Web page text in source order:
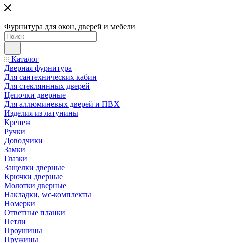
Фурнитура для окон, дверей и мебели
Каталог
Дверная фурнитура
Для сантехнических кабин
Для стекляннных дверей
Цепочки дверные
Для аллюминевых дверей и ПВХ
Изделия из латунины
Крепеж
Ручки
Доводчики
Замки
Глазки
Защелки дверные
Крючки дверные
Молотки дверные
Накладки, wc-комплекты
Номерки
Ответные планки
Петли
Проушины
Пружины